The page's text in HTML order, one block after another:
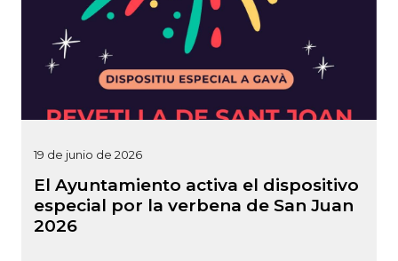
19 de junio de 2026
El Ayuntamiento activa el dispositivo
especial por la verbena de San Juan
2026